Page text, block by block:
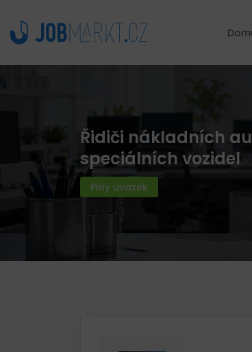
Řidiči nákladních
speciálních vozidel
Plný úvazek